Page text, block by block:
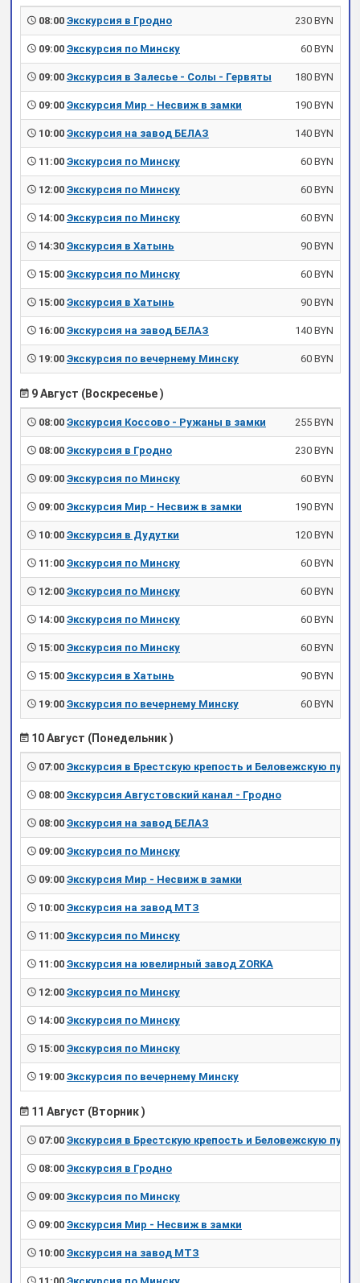
08:00 Экскурсия в Гродно 230 BYN
09:00 Экскурсия по Минску 60 BYN
09:00 Экскурсия в Залесье - Солы - Гервяты 180 BYN
09:00 Экскурсия Мир - Несвиж в замки 190 BYN
10:00 Экскурсия на завод БЕЛАЗ 140 BYN
11:00 Экскурсия по Минску 60 BYN
12:00 Экскурсия по Минску 60 BYN
14:00 Экскурсия по Минску 60 BYN
14:30 Экскурсия в Хатынь 90 BYN
15:00 Экскурсия по Минску 60 BYN
15:00 Экскурсия в Хатынь 90 BYN
16:00 Экскурсия на завод БЕЛАЗ 140 BYN
19:00 Экскурсия по вечернему Минску 60 BYN
9 Август (Воскресенье )
08:00 Экскурсия Коссово - Ружаны в замки 255 BYN
08:00 Экскурсия в Гродно 230 BYN
09:00 Экскурсия по Минску 60 BYN
09:00 Экскурсия Мир - Несвиж в замки 190 BYN
10:00 Экскурсия в Дудутки 120 BYN
11:00 Экскурсия по Минску 60 BYN
12:00 Экскурсия по Минску 60 BYN
14:00 Экскурсия по Минску 60 BYN
15:00 Экскурсия по Минску 60 BYN
15:00 Экскурсия в Хатынь 90 BYN
19:00 Экскурсия по вечернему Минску 60 BYN
10 Август (Понедельник )
07:00 Экскурсия в Брестскую крепость и Беловежскую пущу
08:00 Экскурсия Августовский канал - Гродно
08:00 Экскурсия на завод БЕЛАЗ
09:00 Экскурсия по Минску
09:00 Экскурсия Мир - Несвиж в замки
10:00 Экскурсия на завод МТЗ
11:00 Экскурсия по Минску
11:00 Экскурсия на ювелирный завод ZORKA
12:00 Экскурсия по Минску
14:00 Экскурсия по Минску
15:00 Экскурсия по Минску
19:00 Экскурсия по вечернему Минску
11 Август (Вторник )
07:00 Экскурсия в Брестскую крепость и Беловежскую пущу
08:00 Экскурсия в Гродно
09:00 Экскурсия по Минску
09:00 Экскурсия Мир - Несвиж в замки
10:00 Экскурсия на завод МТЗ